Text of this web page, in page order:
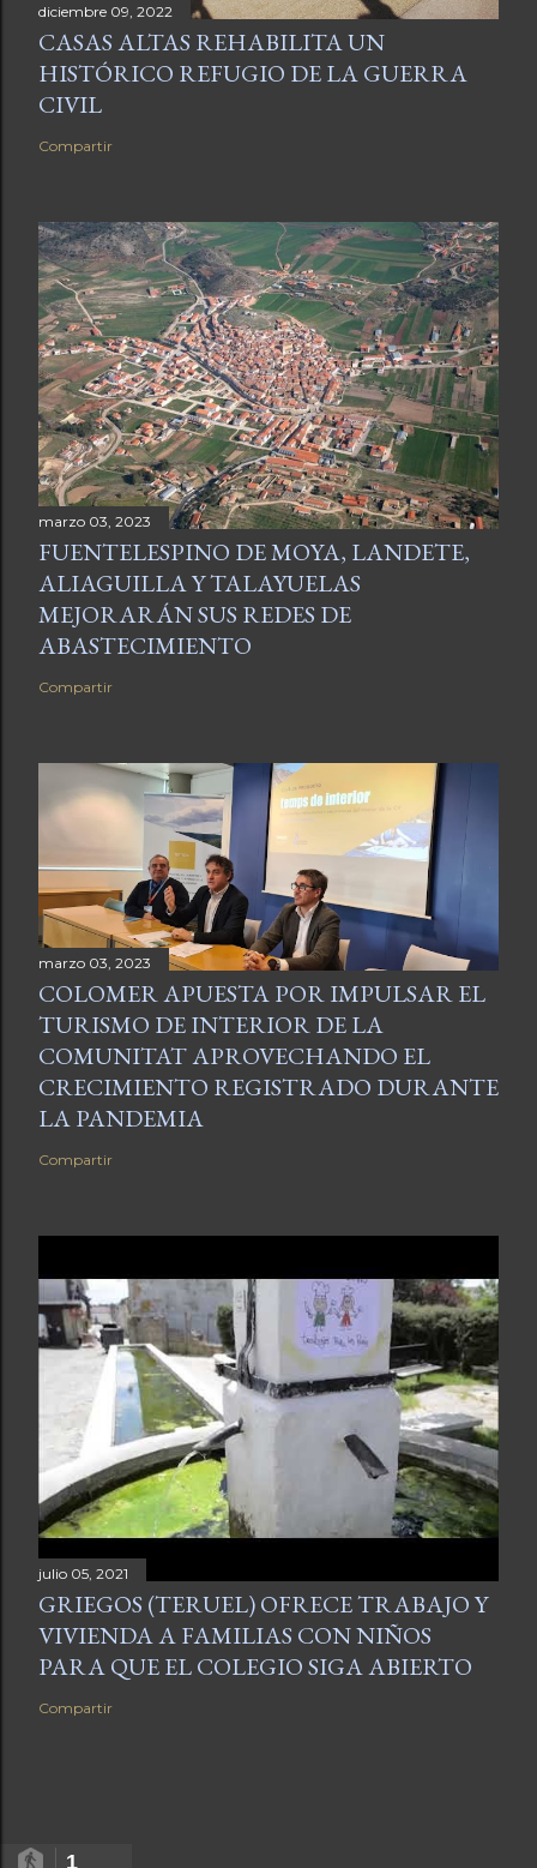
diciembre 09, 2022
CASAS ALTAS REHABILITA UN
HISTÓRICO REFUGIO DE LA GUERRA
CIVIL
Compartir
marzo 03, 2023
FUENTELESPINO DE MOYA, LANDETE,
ALIAGUILLA Y TALAYUELAS
MEJORARÁN SUS REDES DE
ABASTECIMIENTO
Compartir
marzo 03, 2023
COLOMER APUESTA POR IMPULSAR EL
TURISMO DE INTERIOR DE LA
COMUNITAT APROVECHANDO EL
CRECIMIENTO REGISTRADO DURANTE
LA PANDEMIA
Compartir
julio 05, 2021
GRIEGOS (TERUEL) OFRECE TRABAJO Y
VIVIENDA A FAMILIAS CON NIÑOS
PARA QUE EL COLEGIO SIGA ABIERTO
Compartir
1